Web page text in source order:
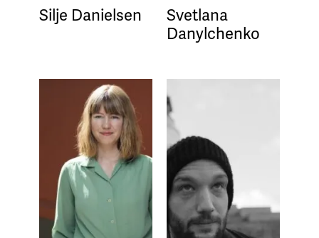
Silje Danielsen
Svetlana
Danylchenko